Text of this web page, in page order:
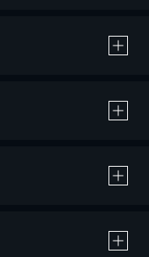
る作品の購入 / レンタルです。